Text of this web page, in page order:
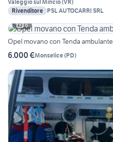
Valeggio sul Mincio(VR)
Rivenditore PSL AUTOCARRI SRL
6
Opel movano con Tenda ambulante
6.000 €Monselice(PD)